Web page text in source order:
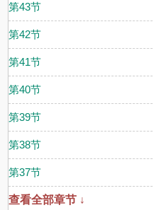
第43节
第42节
第41节
第40节
第39节
第38节
第37节
查看全部章节 ↓